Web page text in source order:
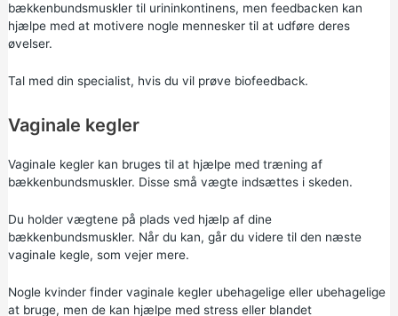
bækkenbundsmuskler til urininkontinens, men feedbacken kan
hjælpe med at motivere nogle mennesker til at udføre deres
øvelser.
Tal med din specialist, hvis du vil prøve biofeedback.
Vaginale kegler
Vaginale kegler kan bruges til at hjælpe med træning af
bækkenbundsmuskler. Disse små vægte indsættes i skeden.
Du holder vægtene på plads ved hjælp af dine
bækkenbundsmuskler. Når du kan, går du videre til den næste
vaginale kegle, som vejer mere.
Nogle kvinder finder vaginale kegler ubehagelige eller ubehagelige
at bruge, men de kan hjælpe med stress eller blandet